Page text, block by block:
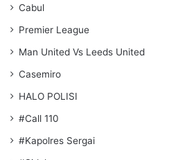
Cabul
Premier League
Man United Vs Leeds United
Casemiro
HALO POLISI
#Call 110
#Kapolres Sergai